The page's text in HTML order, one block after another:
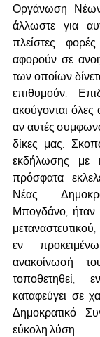
Οργάνωση Νέων
άλλωστε για
πλείστες
αφορούν σε
των οποίων
επιθυμούν.
ακούγονται όλες
αν αυτές
δίκες μας.
εκδήλωσης με
πρόσφατα
Νέας
Μπογδάνο, ήταν
εν
ανακοίνωσή
καταφεύγει σε
Δημοκρατικό
εύκολη λύση.